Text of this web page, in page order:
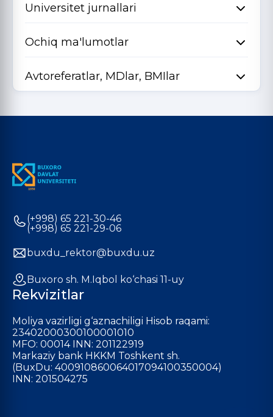
Universitet jurnallari
Ochiq ma'lumotlar
Avtoreferatlar, MDlar, BMIlar
(+998) 65 221-30-46
(+998) 65 221-29-06
buxdu_rektor@buxdu.uz
Buxoro sh. M.Iqbol ko‘chasi 11-uy
Rekvizitlar
Moliya vazirligi g‘aznachiligi Hisob raqami:
23402000300100001010
MFO: 00014 INN: 201122919
Markaziy bank HKKM Toshkent sh.
(BuxDu: 400910860064017094100350004)
INN: 201504275